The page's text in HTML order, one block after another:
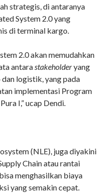
strategis, di antaranya
System 2.0 yang
di terminal kargo.
2.0 akan memudahkan
antarastakeholderyang
logistik, yang pada
implementasi Program
I,” ucap Dendi.
(NLE), juga diyakini
Chain atau rantai
menghasilkan biaya
yang semakin cepat.